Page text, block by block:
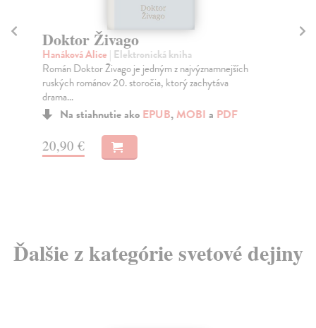
Doktor Živago
Hanáková Alice | Elektronická kniha
Román Doktor Živago je jedným z najvýznamnejších
ruských románov 20. storočia, ktorý zachytáva
drama...
Na stiahnutie ako EPUB,MOBI a PDF
20,90 €
Ďalšie z kategórie svetové dejiny